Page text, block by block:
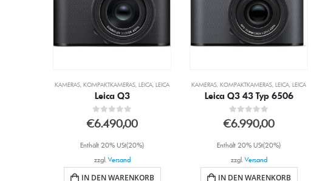
KAMERAS, KOMPAKTKAMERAS, LEICA, LEICA
Leica Q3
0out of 5
€6.490,00
Enthält 20% USt(20%)
zzgl.Versand
IN DEN WARENKORB
KAMERAS, KOMPAKTKAMERAS, LEICA, LEICA
Leica Q3 43 Typ 6506
0out of 5
€6.990,00
Enthält 20% USt(20%)
zzgl.Versand
IN DEN WARENKORB